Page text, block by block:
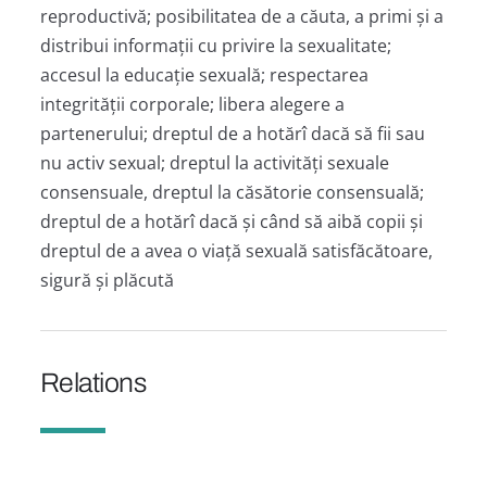
reproductivă; posibilitatea de a căuta, a primi și a
distribui informații cu privire la sexualitate;
accesul la educație sexuală; respectarea
integrității corporale; libera alegere a
partenerului; dreptul de a hotărî dacă să fii sau
nu activ sexual; dreptul la activități sexuale
consensuale, dreptul la căsătorie consensuală;
dreptul de a hotărî dacă și când să aibă copii și
dreptul de a avea o viață sexuală satisfăcătoare,
sigură și plăcută
Relations